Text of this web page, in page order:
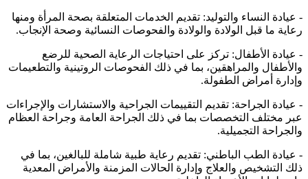
- عيادة النساء والتوليد: تقديم الخدمات المتعلقة بصحة المرأة ومنها
رعاية ما قبل الولادة والولادة والفحوصات النسائية وصحة الإنجاب.
- عيادة الأطفال: تركز على احتياجات الرعاية الصحية للرضع
والأطفال والمراهقين، بما في ذلك الفحوصات الروتينية والتطعيمات
وإدارة أمراض الطفولة.
- عيادة الجراحة: تقديم التقييمات الجراحية والاستشارات والإجراءات
عبر مختلف التخصصات بما في ذلك الجراحة العامة وجراحة العظام
والجراحة التجميلية.
- عيادة الطب الباطني: تقديم رعاية طبية شاملة للبالغين، بما في
ذلك التشخيص والعلاج وإدارة الحالات المزمنة والأمراض المعدية